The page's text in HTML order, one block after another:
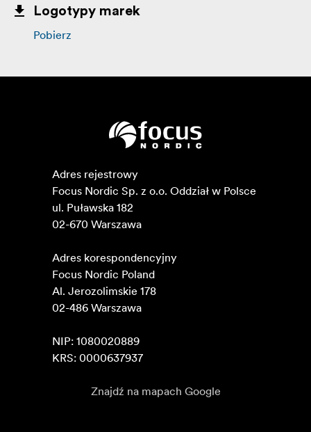
Logotypy marek
Pobierz
Adres rejestrowy
Focus Nordic Sp. z o.o. Oddział w Polsce
ul. Puławska 182
02-670 Warszawa
Adres korespondencyjny
Focus Nordic Poland
Al. Jerozolimskie 178
02-486 Warszawa
NIP: 1080020889
KRS: 0000637937
Znajdź na mapach Google